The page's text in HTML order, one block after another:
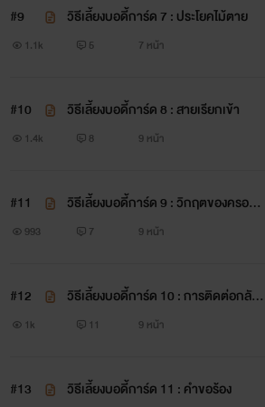
#9 วิธีเลี้ยงบอดี้การ์ด 7 : ประโยคไม้ตาย
1.1k 5 7 หน้า
#10 วิธีเลี้ยงบอดี้การ์ด 8 : สายเรียกเข้า
1.4k 8 9 หน้า
#11
วิธีเลี้ยงบอดี้การ์ด 9 : วิกฤตของครอบค
รัว
993 7 9 หน้า
#12
วิธีเลี้ยงบอดี้การ์ด 10 : การติดต่อกลับข
องบอดีการ์ด
1k 11 9 หน้า
#13 วิธีเลี้ยงบอดี้การ์ด 11 : คำขอร้อง